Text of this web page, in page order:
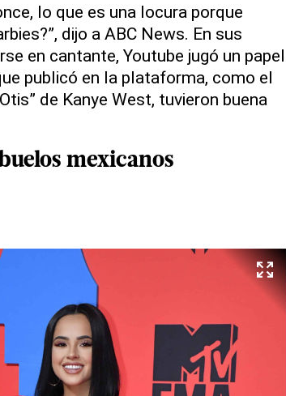
lo que es una locura porque
dijo a ABC News. En sus
en cantante, Youtube jugó un papel
publicó en la plataforma, como el
de Kanye West, tuvieron buena
mexicanos